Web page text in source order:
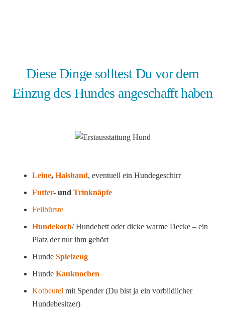
Diese Dinge solltest Du vor dem
Einzug des Hundes angeschafft haben
Leine, Halsband, eventuell ein Hundegeschirr
Futter- und Trinknäpfe
Fellbürste
Hundekorb/ Hundebett oder dicke warme Decke – ein
Platz der nur ihm gehört
Hunde Spielzeug
Hunde Kauknochen
Kotbeutel mit Spender (Du bist ja ein vorbildlicher
Hundebesitzer)